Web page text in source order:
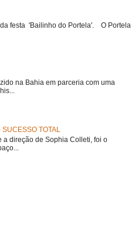
festa 'Bailinho do Portela'. O Portela
na Bahia em parceria com uma
SUCESSO TOTAL
a direção de Sophia Colleti, foi o